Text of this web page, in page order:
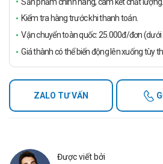
Kiểm tra hàng trước khi thanh toán.
Vận chuyển toàn quốc: 25.000đ/đơn (dưới
Giá thành có thể biến động lên xuống tùy
ZALO TƯ VẤN
Được viết bởi